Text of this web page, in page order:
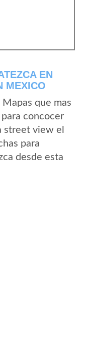
EN
MEXICO
que mas
para concocer
street view el
para
desde esta